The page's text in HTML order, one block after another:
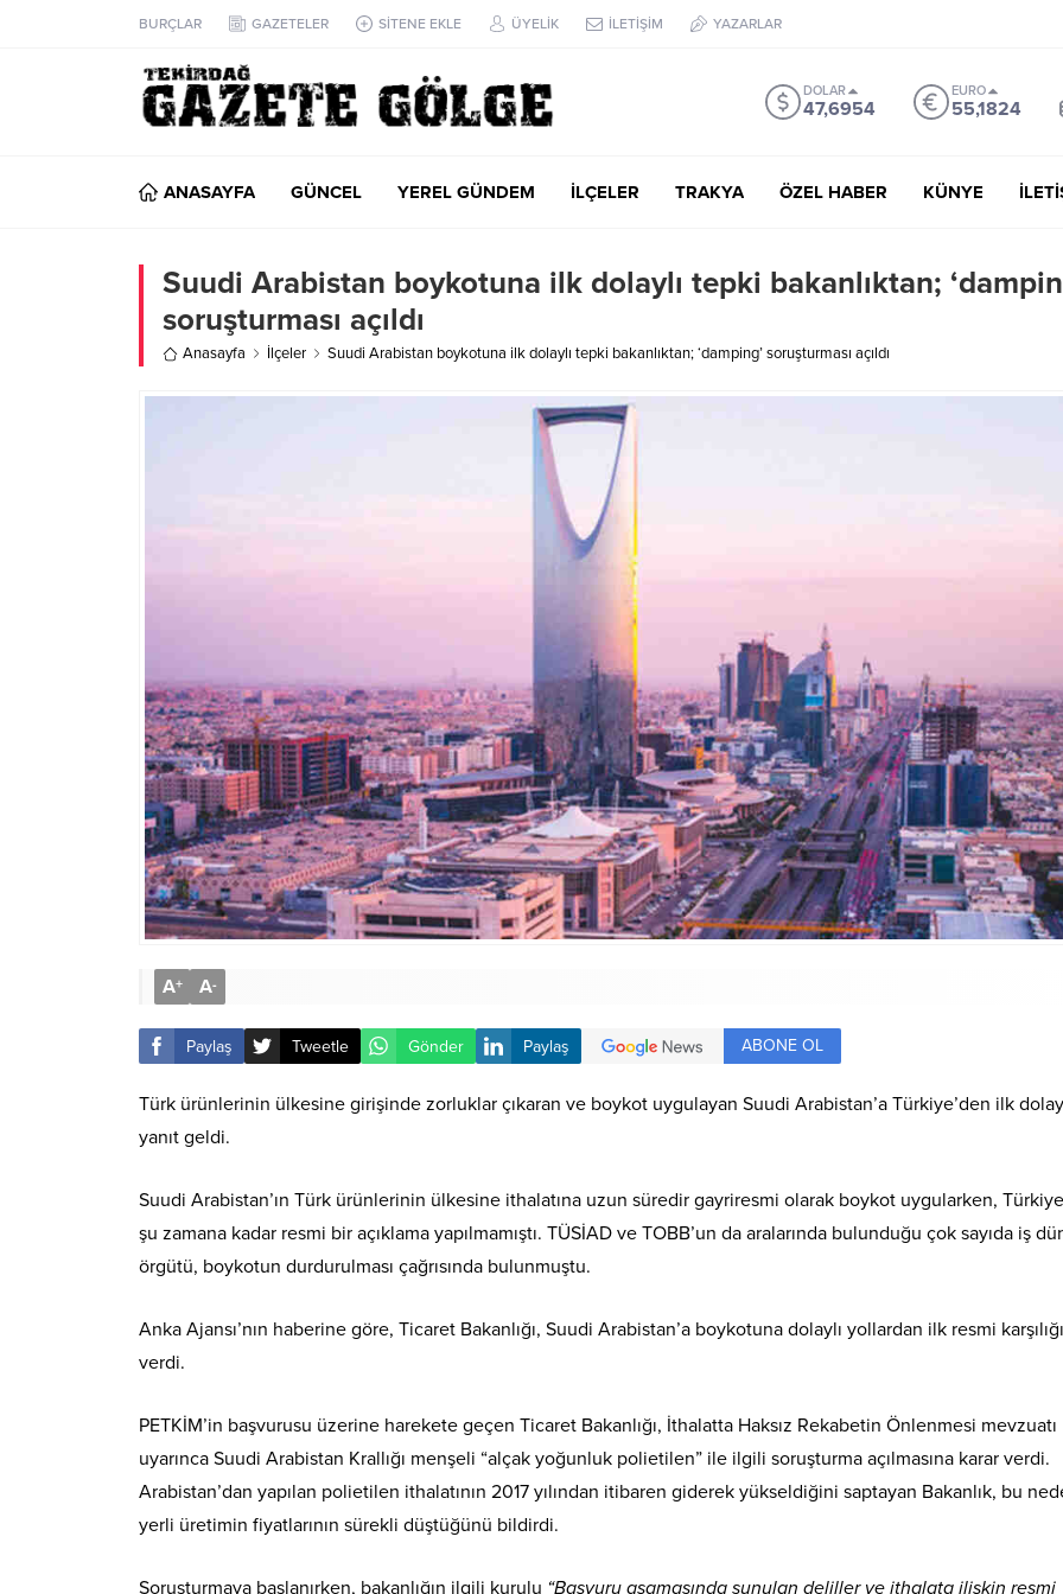
BURÇLAR GAZETELER SİTENE EKLE ÜYELİK İLETİŞİM YAZARLAR
DOLAR
47,6954
EURO
55,1824
ANASAYFA GÜNCEL YEREL GÜNDEM İLÇELER TRAKYA ÖZEL HABER KÜNYE
Suudi Arabistan boykotuna ilk dolaylı tepki bakanlıktan;
soruşturması açıldı
Anasayfa İlçeler Suudi Arabistan boykotuna ilk dolaylı tepki bakanlıktan; ‘damping’ soruşturması açıldı
A+ A-
Paylaş Tweetle Gönder Paylaş ABONE OL
Türk ürünlerinin ülkesine girişinde zorluklar çıkaran ve boykot uygulayan Suudi Arabistan’a Türkiye’den ilk
yanıt geldi.
Suudi Arabistan’ın Türk ürünlerinin ülkesine ithalatına uzun süredir gayriresmi olarak boykot uygularken,
şu zamana kadar resmi bir açıklama yapılmamıştı. TÜSİAD ve TOBB’un da aralarında bulunduğu çok sayıda iş
örgütü, boykotun durdurulması çağrısında bulunmuştu.
Anka Ajansı’nın haberine göre, Ticaret Bakanlığı, Suudi Arabistan’a boykotuna dolaylı yollardan ilk resmi karşılığı
verdi.
PETKİM’in başvurusu üzerine harekete geçen Ticaret Bakanlığı, İthalatta Haksız Rekabetin Önlenmesi mevzuatı
uyarınca Suudi Arabistan Krallığı menşeli “alçak yoğunluk polietilen” ile ilgili soruşturma açılmasına karar verdi.
Arabistan’dan yapılan polietilen ithalatının 2017 yılından itibaren giderek yükseldiğini saptayan Bakanlık, bu
yerli üretimin fiyatlarının sürekli düştüğünü bildirdi.
Soruşturmaya başlanırken, bakanlığın ilgili kurulu “Başvuru aşamasında sunulan deliller ve ithalata ilişkin resmi